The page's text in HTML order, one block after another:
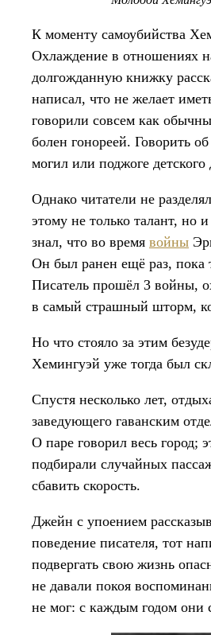
К моменту самоубийства
Охлаждение в отношениях
долгожданную книжку
написал, что не желает
говорили совсем как
болен гонореей. Говорить
могил или поджоге детского
Однако читатели не
этому не только талант, но
знал, что во время войны
Он был ранен ещё раз, пока
Писатель прошёл 3 войны,
в самый страшный шторм,
Но что стояло за этим
Хемингуэй уже тогда был
Спустя несколько лет,
заведующего гаванским
О паре говорил весь город;
подбирали случайных
сбавить скорость.
Джейн с упоением
поведение писателя, тот
подвергать свою жизнь
не давали покоя
не мог: с каждым годом они